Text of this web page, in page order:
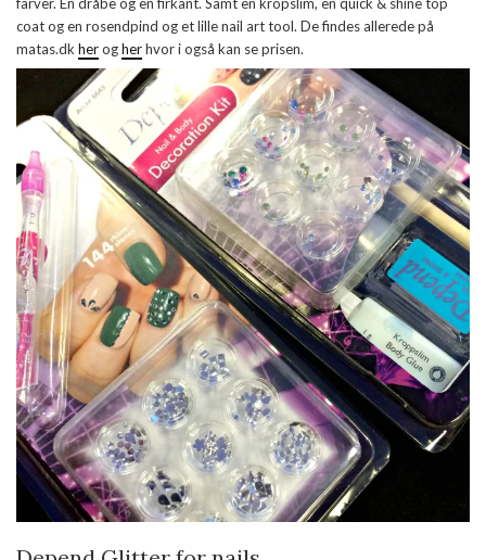
farver. En dråbe og en firkant. Samt en kropslim, en quick & shine top
coat og en rosendpind og et lille nail art tool. De findes allerede på
matas.dkherogherhvor i også kan se prisen.